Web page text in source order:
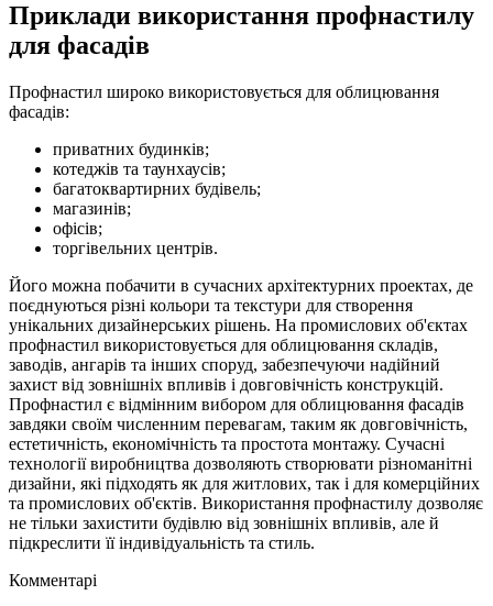
Приклади використання профнастилу
для фасадів
Профнастил широко використовується для облицювання
фасадів:
приватних будинків;
котеджів та таунхаусів;
багатоквартирних будівель;
магазинів;
офісів;
торгівельних центрів.
Його можна побачити в сучасних архітектурних проектах, де
поєднуються різні кольори та текстури для створення
унікальних дизайнерських рішень. На промислових об'єктах
профнастил використовується для облицювання складів,
заводів, ангарів та інших споруд, забезпечуючи надійний
захист від зовнішніх впливів і довговічність конструкцій.
Профнастил є відмінним вибором для облицювання фасадів
завдяки своїм численним перевагам, таким як довговічність,
естетичність, економічність та простота монтажу. Сучасні
технології виробництва дозволяють створювати різноманітні
дизайни, які підходять як для житлових, так і для комерційних
та промислових об'єктів. Використання профнастилу дозволяє
не тільки захистити будівлю від зовнішніх впливів, але й
підкреслити її індивідуальність та стиль.
Комментарі